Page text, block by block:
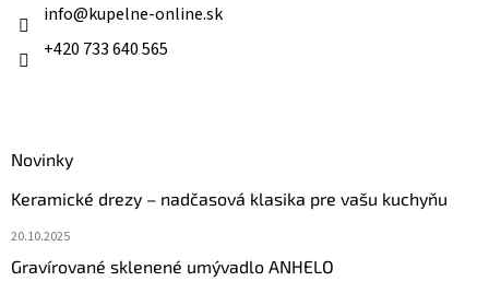
info@kupelne-online.sk
+420 733 640 565
Novinky
Keramické drezy – nadčasová klasika pre vašu kuchyňu
20.10.2025
Gravírované sklenené umývadlo ANHELO